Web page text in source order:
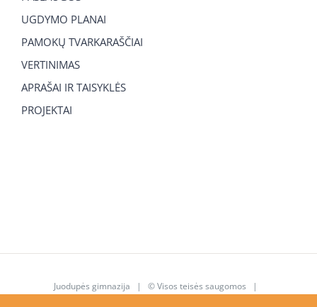
UGDYMO PLANAI
PAMOKŲ TVARKARAŠČIAI
VERTINIMAS
APRAŠAI IR TAISYKLĖS
PROJEKTAI
Juodupės gimnazija | © Visos teisės saugomos |